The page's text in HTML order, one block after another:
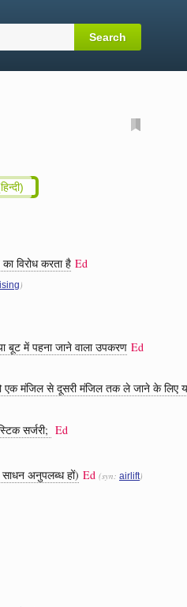
विरोध करता है Ed
)
बूट में पहना जाने वाला उपकरण Ed
एक मंजिल से दूसरी मंजिल तक ले जाने के लिए
सर्जरी; Ed
अनुपलब्ध हों) Ed (syn: airlift)